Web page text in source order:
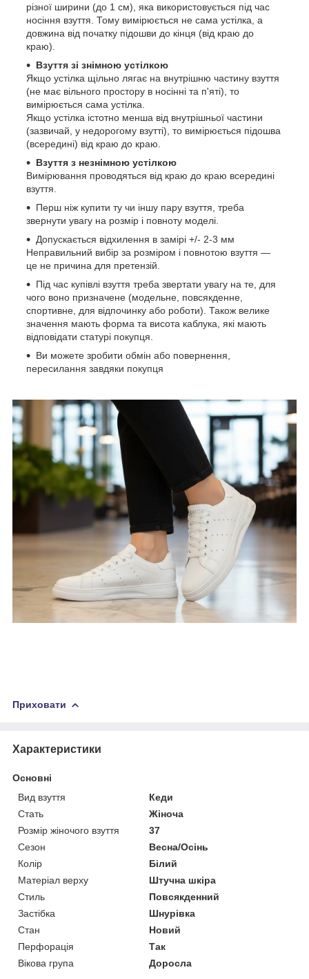
різної ширини (до 1 см), яка використовується під час
носіння взуття. Тому вимірюється не сама устілка, а
довжина від початку підошви до кінця (від краю до
краю).
Взуття зі знімною устілкою
Якщо устілка щільно лягає на внутрішню частину взуття
(не має вільного простору в носінні та п'яті), то
вимірюється сама устілка.
Якщо устілка істотно менша від внутрішньої частини
(зазвичай, у недорогому взутті), то вимірюється підошва
(всередині) від краю до краю.
Взуття з незнімною устілкою
Вимірювання проводяться від краю до краю всередині
взуття.
Перш ніж купити ту чи іншу пару взуття, треба
звернути увагу на розмір і повноту моделі.
Допускається відхилення в замірі +/- 2-3 мм
Неправильний вибір за розміром і повнотою взуття —
це не причина для претензій.
Під час купівлі взуття треба звертати увагу на те, для
чого воно призначене (модельне, повсякденне,
спортивне, для відпочинку або роботи). Також велике
значення мають форма та висота каблука, які мають
відповідати статурі покупця.
Ви можете зробити обмін або повернення,
пересилання завдяки покупця
Приховати
Характеристики
Основні
Вид взуття
Кеди
Стать
Жіноча
Розмір жіночого взуття
37
Сезон
Весна/Осінь
Колір
Білий
Матеріал верху
Штучна шкіра
Стиль
Повсякденний
Застібка
Шнурівка
Стан
Новий
Перфорація
Так
Вікова група
Доросла